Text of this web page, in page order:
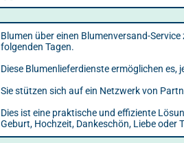
Blumen über einen Blumenversand-
folgenden Tagen.
Diese Blumenlieferdienste ermöglichen es,
Sie stützen sich auf ein Netzwerk von
Dies ist eine praktische und effiziente
Geburt, Hochzeit, Dankeschön, Liebe oder